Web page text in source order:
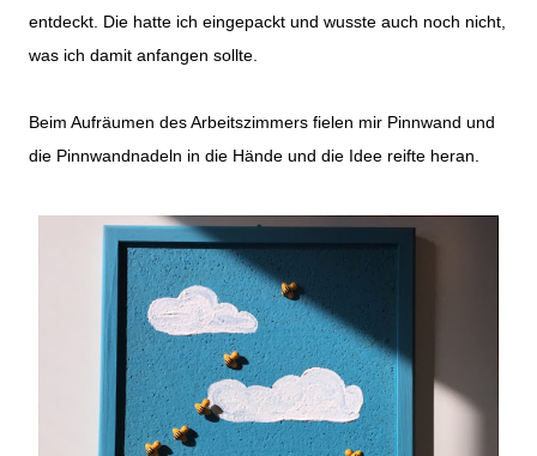
entdeckt. Die hatte ich eingepackt und wusste auch noch nicht,
was ich damit anfangen sollte.
Beim Aufräumen des Arbeitszimmers fielen mir Pinnwand und
die Pinnwandnadeln in die Hände und die Idee reifte heran.